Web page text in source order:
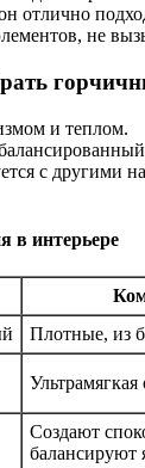
отлично
не
и теплом.
с другими
в интерьере
Плотные, из
Создают
балансируют